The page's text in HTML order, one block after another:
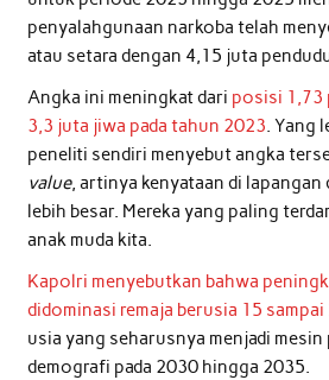
penyalahgunaan narkoba telah
atau setara dengan 4,15 juta
Angka ini meningkat dari posisi 1,73
3,3 juta jiwa pada tahun 2023. Yang
peneliti sendiri menyebut angka
value, artinya kenyataan di lapangan
lebih besar. Mereka yang paling
anak muda kita.
Kapolri menyebutkan bahwa
didominasi remaja berusia 15
usia yang seharusnya menjadi
demografi pada 2030 hingga 2035.